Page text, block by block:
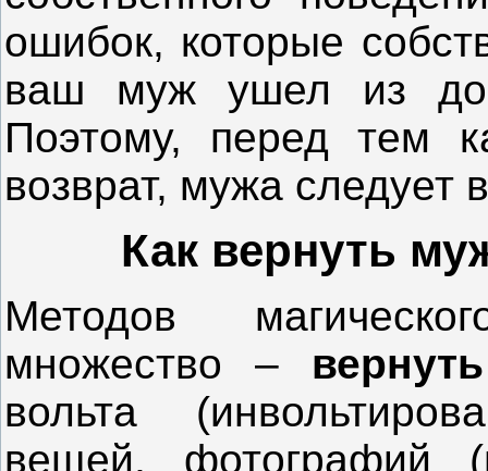
ошибок, которые
ваш муж ушел из
Поэтому, перед тем
возврат, мужа следует
Как вернуть
Методов
множество –
вольта
вещей, фотографий